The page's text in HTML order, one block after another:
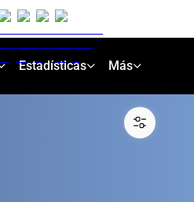
Estadísticas Más